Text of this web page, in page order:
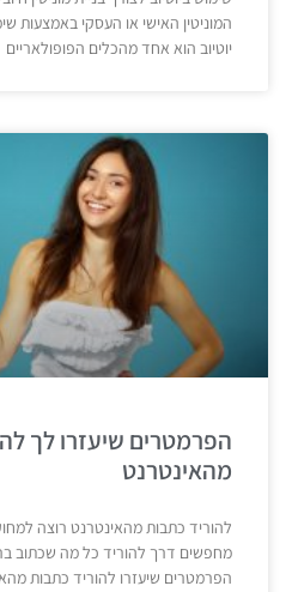
המוניטין האישי או העסקי באמצעות
יוטיוב הוא אחד מהכלים הפופולאריים
הפרמטרים שיעזרו לך
מהאינטרנט
להוריד כתבות מהאינטרנט רוצה
מחפשים דרך להוריד כל מה שכתוב
הפרמטרים שיעזרו להוריד כתבות